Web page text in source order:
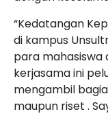
“Kedatangan
di kampus
para mahasiswa
kerjasama ini
mengambil
maupun riset .